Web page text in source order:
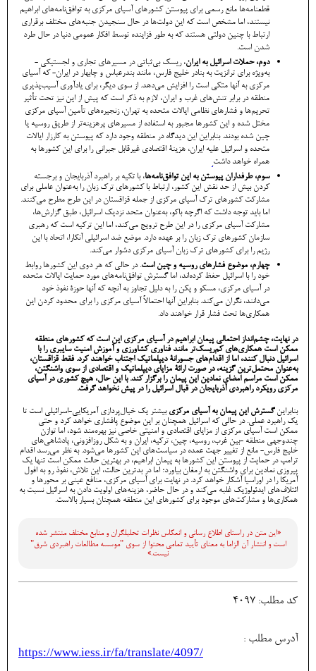
قطعنامه‌ها مانع رسمی برای پیوستن کشورهای آسیای مرکزی به توافق‌نامه‌های ابراهیم
نیستند، اما مشخص است که این دولت‌ها در حال سنجیدن جنبه‌های مختلف برقراری
ارتباط با چنین دولتی هستند که به طور فزاینده توسط افکار عمومی دنیا در حال طرد
شدن است.
دوم، حملات اسرائیل به ایران، ریسک بی‌ثباتی در مسیرهای تجاری و لجستیکی -
به‌ویژه برای ترانزیت به بنادر خلیج فارس، مانند بندرعباس و چابهار در ایران- که آسیای
مرکزی به آنها متکی است را افزایش می‌دهد. از سوی دیگر، برای یادآوری آسیب‌پذیری
منطقه در برابر تنش‌های غرب و ایران، لازم به ذکر است که پیش از این نیز تحت تأثیر
تحریم‌ها و فشارهای نظامی ایالات متحده به تهران، زنجیره‌های تأمین آسیای مرکزی
مختل شده و این کشورها مجبور به استفاده از مسیرهای پرهزینه‌تر از طریق روسیه یا
چین شده بودند. بنابراین این دیدگاه در منطقه وجود دارد که پیوستن به کارزار ایالات
متحده و اسرائیل علیه ایران، هزینۀ اقتصادی غیرقابل جبرانی را برای این کشورها به
همراه خواهد داشت.
سوم، طرفداران پیوستن به این توافق‌نامه‌ها، با تکیه بر راهبرد آذربایجان و برجسته
کردن بیش از حد نقش این کشور، ارتباط با کشورهای ترک زبان را به‌عنوان عاملی برای
مشارکت کشورهای ترک آسیای مرکزی از جمله قزاقستان در این طرح مطرح می‌کنند.
اما باید توجه داشت که اگرچه باکو، به‌عنوان متحد نزدیک اسرائیل، طبق گزارش‌ها،
مشارکت آسیای مرکزی را در این طرح ترویج می‌کند، اما این ترکیه است که رهبری
سازمان کشورهای ترک زبان را بر عهده دارد. موضع ضد اسرائیلی آنکارا، اتحاد با این
رژیم را برای کشورهای ترک زبان آسیای مرکزی دشوار می‌کند.
چهارم، موضوع فشارهای روسیه و چین است. در حالی که هر دوی این کشورها روابط
خود را با اسرائیل حفظ کرده‌اند، اما گسترش توافق‌نامه‌های مورد حمایت ایالات متحده
در آسیای مرکزی، مسکو و پکن را به‌ دلیل تجاوز به آنچه که آنها حوزۀ نفوذ خود
می‌دانند، نگران می‌کند. بنابراین آنها احتمالاً آسیای مرکزی را برای محدود کردن این
همکاری‌ها تحت فشار قرار خواهند داد.
در نهایت، چشم‌انداز احتمالی پیمان ابراهیم در آسیای مرکزی این است که کشورهای منطقه
ممکن است همکاری‌های کم‌ریسک‌تر مانند فناوری کشاورزی و آموزش امنیت سایبری را با
اسرائیل دنبال کنند، اما از اقدام‌های جسورانۀ دیپلماتیک اجتناب خواهند کرد. فقط قزاقستان،
به‌عنوان محتمل‌ترین گزینه، در صورت ارائۀ مزایای دیپلماتیک و اقتصادی از سوی واشنگتن،
ممکن است مراسم امضای نمادین این پیمان را برگزار کند. با این حال، هیچ کشوری در آسیای
مرکزی رویکرد راهبردی آذربایجان در قبال اسرائیل را در پیش نخواهد گرفت.
بنابراین گسترش این پیمان به آسیای مرکزی بیشتر یک خیال‌پردازی آمریکایی-اسرائیلی است تا
یک راهبرد عملی. در حالی که اسرائیل همچنان بر این موضوع پافشاری خواهد کرد و حتی
ممکن است آسیای مرکزی از مزایای اقتصادی و امنیتی خاصی نیز بهره‌مند شود، اما توازن
چندوجهی منطقه -بین غرب، روسیه، چین، ترکیه، ایران و به شکل روزافزونی، پادشاهی‌های
خلیج فارس- مانع از تغییر جهت عمده در سیاست‌های این کشورها می‌شود. به نظر می‌رسد اقدام
ترامپ در حمایت از پیوستن این کشورها به پیمان ابراهیم، در بهترین حالت ممکن است تنها یک
پیروزی نمادین برای واشنگتن به ارمغان بیاورد؛ اما در بدترین حالت، این تلاش، نفوذ رو به افول
آمریکا را در اوراسیا آشکار خواهد کرد. در نهایت برای آسیای مرکزی، منافع عینی بر محورها و
ائتلاف‌های ایدئولوژیک غلبه می‌کند و در حال حاضر، هزینه‌های اولویت دادن به اسرائیل نسبت به
همکاری‌ها و مشارکت‌های موجود برای کشورهای این منطقه همچنان بسیار بالاست.
«این متن در راستای اطلاع رسانی و انعكاس نظرات تحليلگران و منابع مختلف منتشر شده
است و انتشار آن الزاما به معنای تأیید تمامی محتوا از سوی "موسسه مطالعات راهبردی شرق"
نیست.»
کد مطلب: 4097
آدرس مطلب :
https://www.iess.ir/fa/translate/4097/